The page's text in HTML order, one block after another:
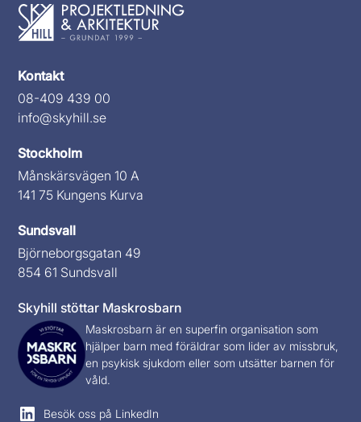
Kontakt
08-409 439 00
info@skyhill.se
Stockholm
Månskärsvägen 10 A
141 75 Kungens Kurva
Sundsvall
Björneborgsgatan 49
854 61 Sundsvall
Skyhill stöttar Maskrosbarn
Maskrosbarn är en superfin organisation som
hjälper barn med föräldrar som lider av missbruk,
en psykisk sjukdom eller som utsätter barnen för
våld.
Besök oss på LinkedIn